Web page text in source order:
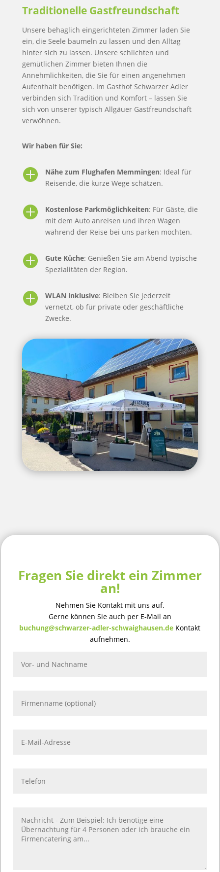
Traditionelle Gastfreundschaft
Unsere behaglich eingerichteten Zimmer laden Sie
ein, die Seele baumeln zu lassen und den Alltag
hinter sich zu lassen. Unsere schlichten und
gemütlichen Zimmer bieten Ihnen die
Annehmlichkeiten, die Sie für einen angenehmen
Aufenthalt benötigen. Im Gasthof Schwarzer Adler
verbinden sich Tradition und Komfort – lassen Sie
sich von unserer typisch Allgäuer Gastfreundschaft
verwöhnen.
Wir haben für Sie:
 Nähe zum Flughafen Memmingen: Ideal für
Reisende, die kurze Wege schätzen.
 Kostenlose Parkmöglichkeiten: Für Gäste, die
mit dem Auto anreisen und ihren Wagen
während der Reise bei uns parken möchten.
 Gute Küche: Genießen Sie am Abend typische
Spezialitäten der Region.
 WLAN inklusive: Bleiben Sie jederzeit
vernetzt, ob für private oder geschäftliche
Zwecke.
Fragen Sie direkt ein Zimmer
an!
Nehmen Sie Kontakt mit uns auf.
Gerne können Sie auch per E-Mail an
buchung@schwarzer-adler-schwaighausen.de Kontakt
aufnehmen.